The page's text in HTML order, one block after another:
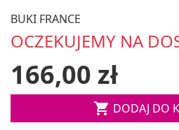
BUKI FRANCE
OCZEKUJEMY NA
166,00 zł
 DODAJ DO